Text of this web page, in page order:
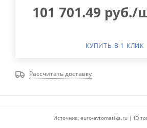
101 701.49 руб./
КУПИТЬ В 1 КЛИК
Рассчитать доставку
Источник: euro-avtomatika.ru | ID